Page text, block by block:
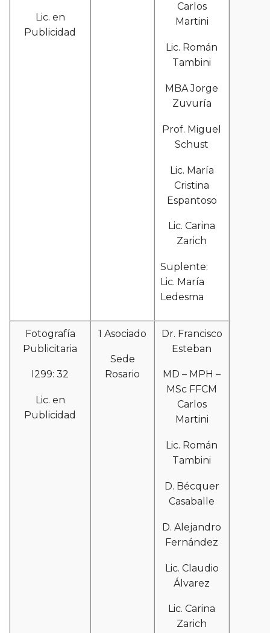
Lic. en
Publicidad
Carlos
Martini
Lic. Román
Tambini
MBA Jorge
Zuvuría
Prof. Miguel
Schust
Lic. María
Cristina
Espantoso
Lic. Carina
Zarich
Suplente:
Lic. María
Ledesma
Fotografía
Publicitaria
I299: 32
Lic. en
Publicidad
1 Asociado
Sede
Rosario
Dr. Francisco
Esteban
MD – MPH –
MSc FFCM
Carlos
Martini
Lic. Román
Tambini
D. Bécquer
Casaballe
D. Alejandro
Fernández
Lic. Claudio
Álvarez
Lic. Carina
Zarich